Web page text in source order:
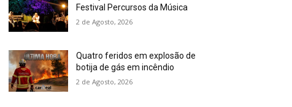
Festival Percursos da Música
2 de Agosto, 2026
Quatro feridos em explosão de
botija de gás em incêndio
2 de Agosto, 2026